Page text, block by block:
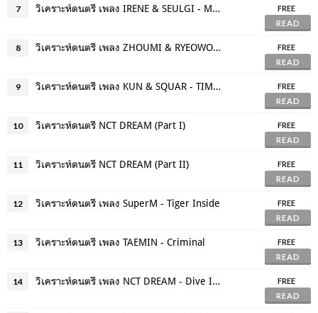
7 วิเคราะห์ดนตรี เพลง IRENE & SEULGI - Monster
FREE
READ
8 วิเคราะห์ดนตรี เพลง ZHOUMI & RYEOWOOK - Starry Night
FREE
READ
9 วิเคราะห์ดนตรี เพลง KUN & SQUAR - TIME & THE VISION : REBIRTH
FREE
READ
10 วิเคราะห์ดนตรี NCT DREAM (Part I)
FREE
READ
11 วิเคราะห์ดนตรี NCT DREAM (Part II)
FREE
READ
12 วิเคราะห์ดนตรี เพลง SuperM - Tiger Inside
FREE
READ
13 วิเคราะห์ดนตรี เพลง TAEMIN - Criminal
FREE
READ
14 วิเคราะห์ดนตรี เพลง NCT DREAM - Dive Into You (고래)
FREE
READ